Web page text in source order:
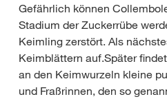
Gefährlich können
Stadium der Zuckerrübe
Keimling zerstört. Als
Keimblättern auf.Später
an den Keimwurzeln kleine
und Fraßrinnen, den so